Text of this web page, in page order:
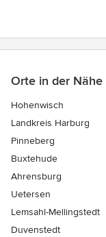
Orte in der Nähe
Hohenwisch
Landkreis Harburg
Pinneberg
Buxtehude
Ahrensburg
Uetersen
Lemsahl-Mellingstedt
Duvenstedt